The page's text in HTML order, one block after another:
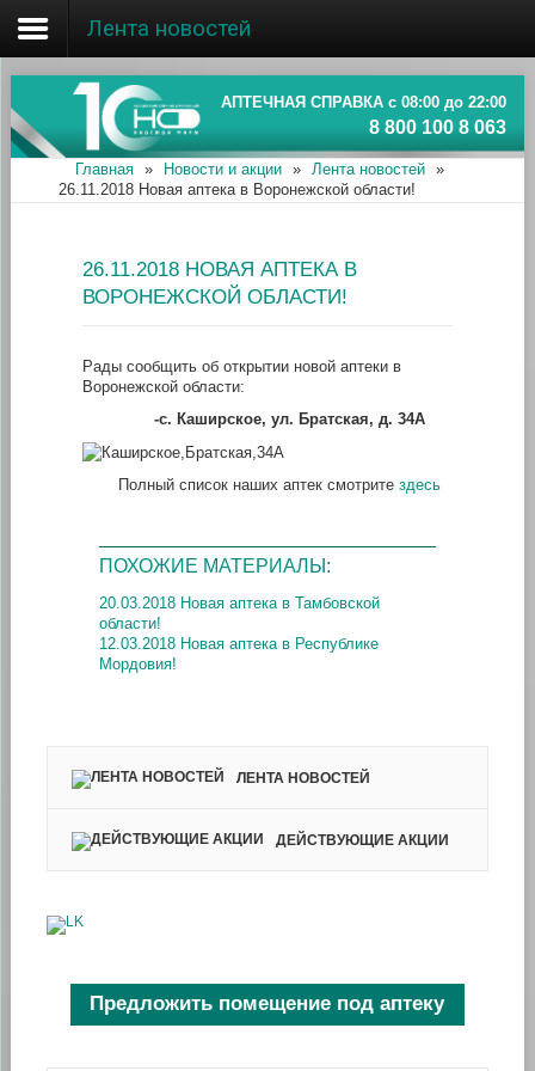
Главная
Об ассоциации
Наши аптеки
Информация
Лента новостей
АПТЕЧНАЯ СПРАВКА с 08:00 до 22:00
8 800 100 8 063
Главная » Новости и акции » Лента новостей
»
26.11.2018 Новая аптека в Воронежской области!
26.11.2018 НОВАЯ АПТЕКА В
ВОРОНЕЖСКОЙ ОБЛАСТИ!
Рады сообщить об открытии новой аптеки в
Воронежской области:
-с. Каширское, ул. Братская, д. 34А
Полный список наших аптек смотрите здесь
ПОХОЖИЕ МАТЕРИАЛЫ:
20.03.2018 Новая аптека в Тамбовской
области!
12.03.2018 Новая аптека в Республике
Мордовия!
ЛЕНТА НОВОСТЕЙ
ДЕЙСТВУЮЩИЕ АКЦИИ
Предложить помещение под аптеку